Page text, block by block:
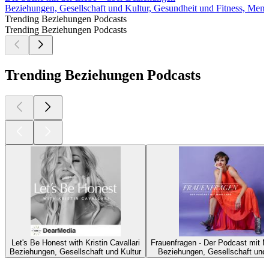
Beziehungen, Gesellschaft und Kultur, Gesundheit und Fitness,
Trending Beziehungen Podcasts
Trending Beziehungen Podcasts
Trending Beziehungen Podcasts
Let's Be Honest with Kristin Cavallari
Beziehungen, Gesellschaft und Kultur
Frauenfragen - Der Podcast mit
Beziehungen, Gesellschaft und